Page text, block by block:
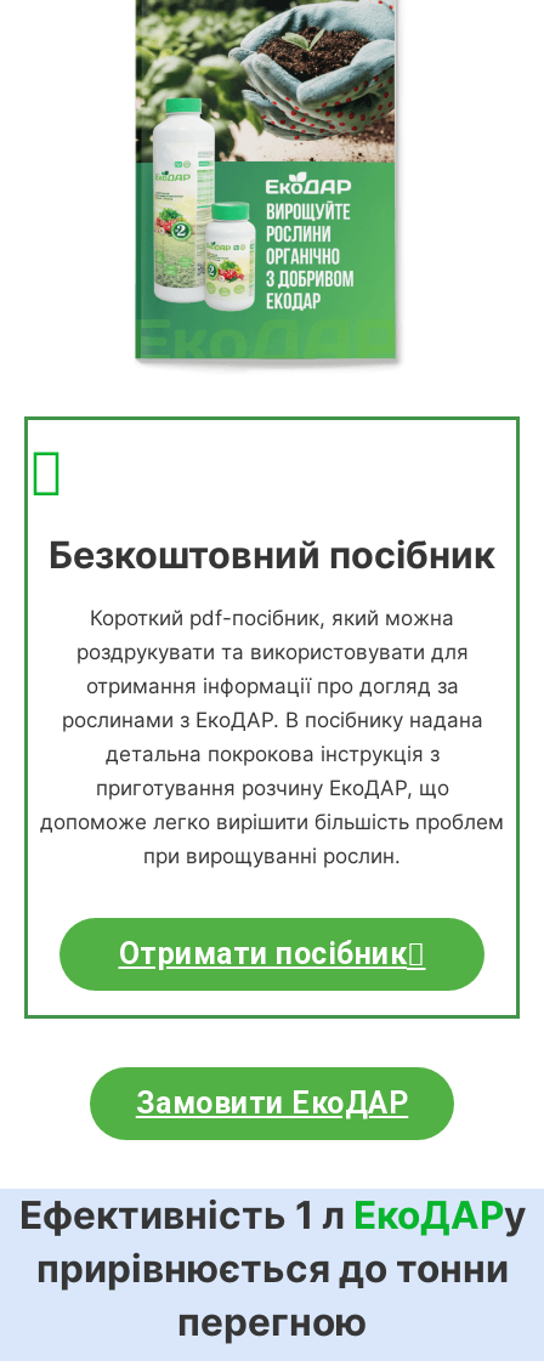
Безкоштовний посібник
Короткий pdf-посібник, який можна
роздрукувати та використовувати для
отримання інформації про догляд за
рослинами з ЕкоДАР. В посібнику надана
детальна покрокова інструкція з
приготування розчину ЕкоДАР, що
допоможе легко вирішити більшість проблем
при вирощуванні рослин.
Отримати посібник
Замовити ЕкоДАР
Ефективність 1 л ЕкоДАРу
прирівнюється до тонни
перегною